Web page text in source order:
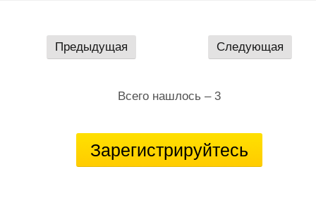
Предыдущая Следующая
Всего нашлось – 3
Зарегистрируйтесь